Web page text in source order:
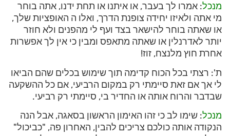
מנכל: אמרו לך בעבר, או איתנו או תחת ידנו, אתה בוחר
מי אתה ולאיזו יחידה צופנת הדרך, ואלו ה האופציות שלך,
או שאתה בוחר להישאר בצד ועף לי מהפנים ולא חוזר
יותר לאדרנלין או שאתה מתאפס ומבין כי אין לך אפשרות
אחרת חוץ מלנצח, זוז!
ת': רצתי בכל הכוח קדימה תוך שימוש בכלים שהם הביאו
לי אך אם זאת סיימתי רק במקום הרביעי, אם כל ההשקעה
שבדבר והרוח אותה או החדיר בי, סיימתי רק רביעי.
מנכל: שימו לב כי זהו האימון הראשון בסאגה, אבל הנה
הנקודה אותה כולכם צריכים להבין, האחרון פה, "כביכול"